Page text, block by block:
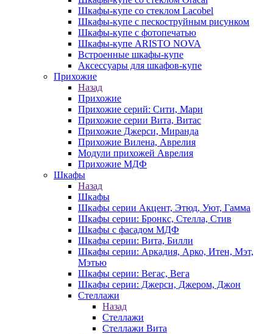
Шкафы-купе со стеклом Lacobel
Шкафы-купе с пескоструйным рисунком
Шкафы-купе с фотопечатью
Шкафы-купе ARISTO NOVA
Встроенные шкафы-купе
Аксессуары для шкафов-купе
Прихожие
Назад
Прихожие
Прихожие серий: Сити, Мари
Прихожие серии Вита, Витас
Прихожие Джерси, Миранда
Прихожие Вилена, Аврелия
Модули прихожей Аврелия
Прихожие МДФ
Шкафы
Назад
Шкафы
Шкафы серии Акцент, Этюд, Уют, Гамма
Шкафы серии: Бронкс, Стелла, Стив
Шкафы с фасадом МДФ
Шкафы серии: Вита, Билли
Шкафы серии: Аркадия, Арко, Итен, Мэт,
Мэтью
Шкафы серии: Вегас, Вега
Шкафы серии: Джерси, Джером, Джон
Стеллажи
Назад
Стеллажи
Стеллажи Вита